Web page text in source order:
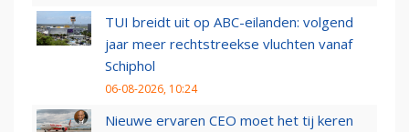
TUI breidt uit op ABC-eilanden: volgend
jaar meer rechtstreekse vluchten vanaf
Schiphol
06-08-2026, 10:24
Nieuwe ervaren CEO moet het tij keren